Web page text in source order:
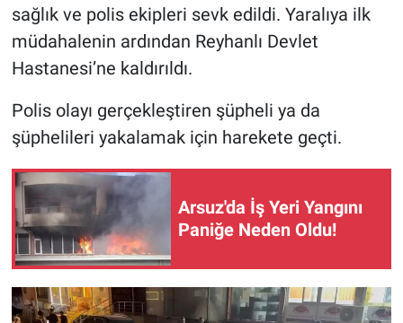
sağlık ve polis ekipleri sevk edildi. Yaralıya ilk
müdahalenin ardından Reyhanlı Devlet
Hastanesi’ne kaldırıldı.
Polis olayı gerçekleştiren şüpheli ya da
şüphelileri yakalamak için harekete geçti.
Arsuz'da İş Yeri Yangını
Paniğe Neden Oldu!